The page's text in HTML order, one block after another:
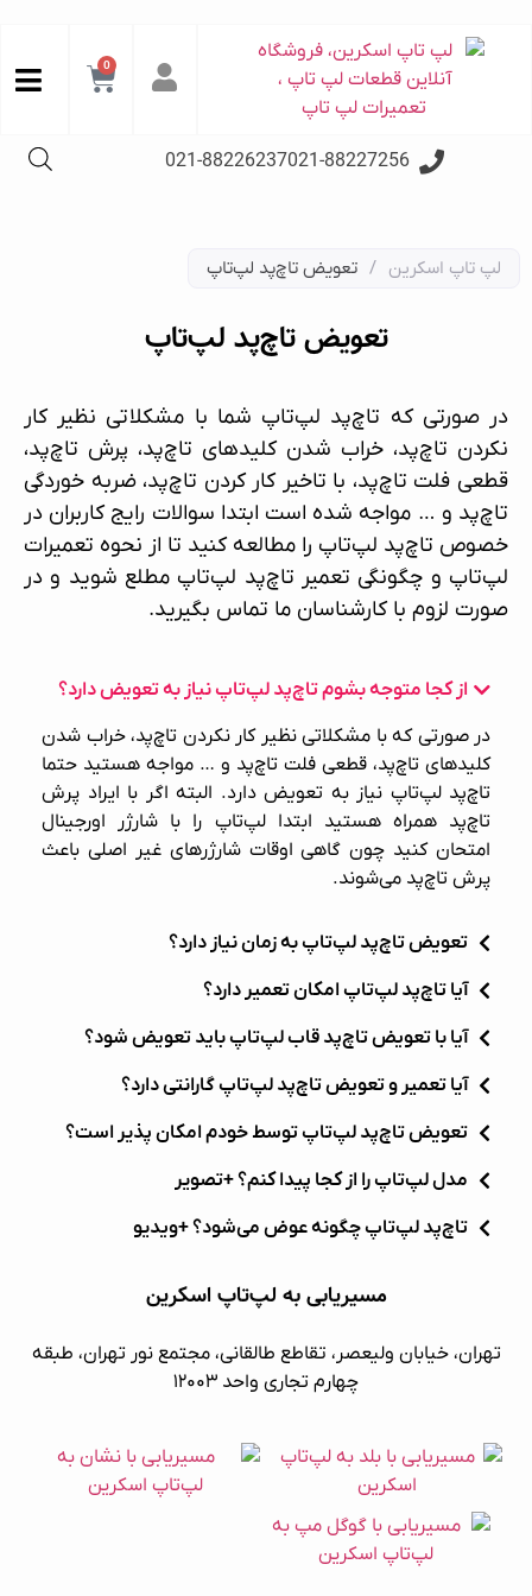
0
021-88227256
021-88226237
لپ تاپ اسکرین / تعویض تاچ‌پد لپ‌تاپ
تعویض تاچ‌پد لپ‌تاپ
در صورتی که تاچ‌پد لپ‌تاپ شما با مشکلاتی نظیر کار
نکردن تاچ‌پد، خراب شدن کلیدهای تاچ‌پد، پرش تاچ‌پد،
قطعی فلت تاچ‌پد، با تاخیر کار کردن تاچ‌پد، ضربه خوردگی
تاچ‌پد و … مواجه شده است ابتدا سوالات رایج کاربران در
خصوص تاچ‌پد لپ‌تاپ را مطالعه کنید تا از نحوه تعمیرات
لپ‌تاپ و چگونگی تعمیر تاچ‌پد لپ‌تاپ مطلع شوید و در
صورت لزوم با کارشناسان ما تماس بگیرید.
از کجا متوجه بشوم تاچ‌پد لپ‌تاپ نیاز به تعویض دارد؟
در صورتی که با مشکلاتی نظیر کار نکردن تاچ‌پد، خراب شدن
کلیدهای تاچ‌پد، قطعی فلت تاچ‌پد و … مواجه هستید حتما
تاچ‌پد لپ‌تاپ نیاز به تعویض دارد. البته اگر با ایراد پرش
تاچ‌پد همراه هستید ابتدا لپ‌تاپ را با شارژر اورجینال
امتحان کنید چون گاهی اوقات شارژرهای غیر اصلی باعث
پرش تاچ‌پد می‌شوند.
تعویض تاچ‌پد لپ‌تاپ به زمان نیاز دارد؟
آیا تاچ‌پد لپ‌تاپ امکان تعمیر دارد؟
آیا با تعویض تاچ‌پد قاب لپ‌تاپ باید تعویض شود؟
آیا تعمیر و تعویض تاچ‌پد لپ‌تاپ گارانتی دارد؟
تعویض تاچ‌پد لپ‌تاپ توسط خودم امکان پذیر است؟
مدل لپ‌تاپ را از کجا پیدا کنم؟ +تصویر
تاچ‌پد لپ‌تاپ چگونه عوض می‌شود؟ +ویدیو
مسیریابی به لپ‌تاپ اسکرین
تهران، خیابان ولیعصر، تقاطع طالقانی، مجتمع نور تهران، طبقه
چهارم تجاری واحد ۱۲۰۰۳